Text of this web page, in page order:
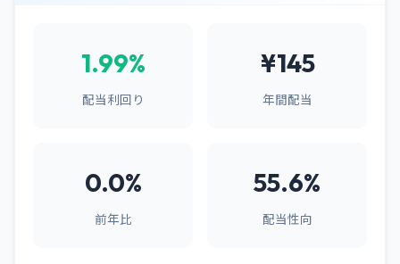
1.99%
配当利回り
¥145
年間配当
0.0%
前年比
55.6%
配当性向